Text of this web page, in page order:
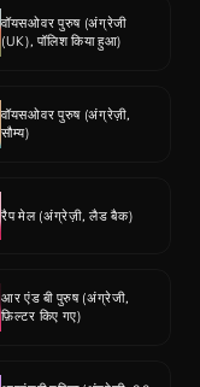
वॉयसओवर पुरुष (अंग्रेजी
(UK), पॉलिश किया हुआ)
वॉयसओवर पुरुष (अंग्रेज़ी,
सौम्य)
रैप मेल (अंग्रेज़ी, लैड बैक)
आर एंड बी पुरुष (अंग्रेजी,
फ़िल्टर किए गए)